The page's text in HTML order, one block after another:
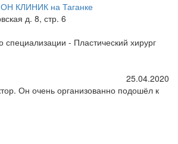
КЛИНИК на Таганке
д. 8, стр. 6
- Пластический хирург
25.04.2020
Он очень организованно подошёл к